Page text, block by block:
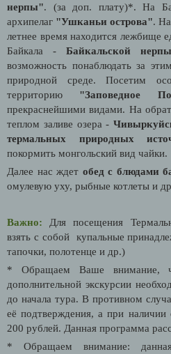
нерпы".
(за доп. плату)*. На
архипелаг "Ушканьи острова".
летнее время находится лежбище
Байкала - Байкальской нерпы
возможность понаблюдать за
природной среде. Посетим
территорию "Заповедное
прекраснейшими видами. На
теплом заливе озера -
термальных природных
покормить монгольский вид чайки.
Далее нас ждет обед с блюдами
омулевую уху, рыбные котлеты и
Важно:
Для посещения
взять с собой купальные
тапочки, полотенце и др.)
* Обращаем Ваше внимание,
дополнительной экскурсии
до начала тура. В противном
её подтверждения, а при наличии
200 рублей. Данная программа
* Обращаем внимание: данная